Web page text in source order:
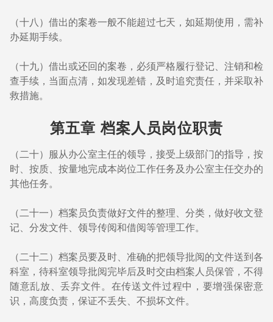
（十八）借出的案卷一般不能超过七天，如延期使用，需补
办延期手续。
（十九）借出或还回的案卷，必须严格履行登记、注销和检
查手续，当面点清，如发现差错，及时追究责任，并采取补
救措施。
第五章 档案人员岗位职责
（二十）服从办公室主任的领导，接受上级部门的指导，按
时、按质、按量地完成本岗位工作任务及办公室主任交办的
其他任务。
（二十一）档案员负责做好文件的整理、分类，做好收文登
记、分发文件、领导传阅和借阅等管理工作。
（二十二）档案员要及时、准确的把领导批阅的文件送到各
科室，待科室领导批阅完毕后及时交由档案人员保管，不得
随意乱放、丢弃文件。在传送文件过程中，要增强保密意
识，高度负责，保证不丢失、不损坏文件。